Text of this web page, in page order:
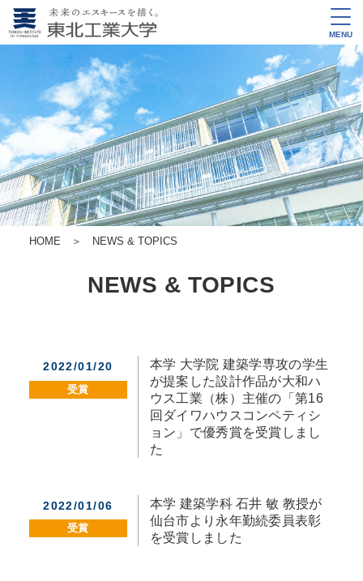
MENU
HOME ＞ NEWS & TOPICS
NEWS & TOPICS
2022/01/20
受賞
本学 大学院 建築学専攻の学生
が提案した設計作品が大和ハ
ウス工業（株）主催の「第16
回ダイワハウスコンペティシ
ョン」で優秀賞を受賞しまし
た
2022/01/06
受賞
本学 建築学科 石井 敏 教授が
仙台市より永年勤続委員表彰
を受賞しました